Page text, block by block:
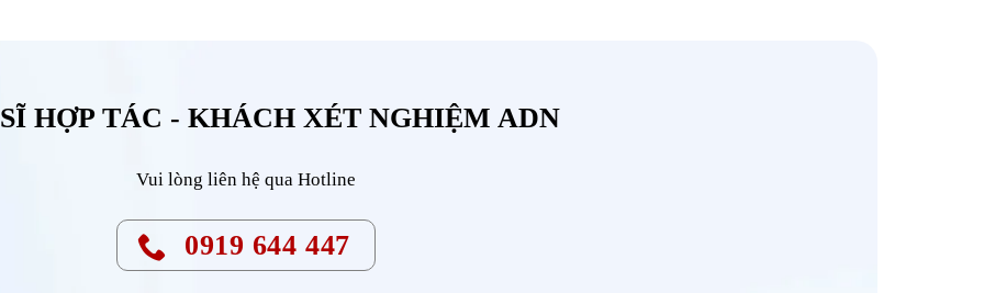
HỢP TÁC - KHÁCH XÉT NGHIỆM ADN
Vui lòng liên hệ qua Hotline
0919 644 447